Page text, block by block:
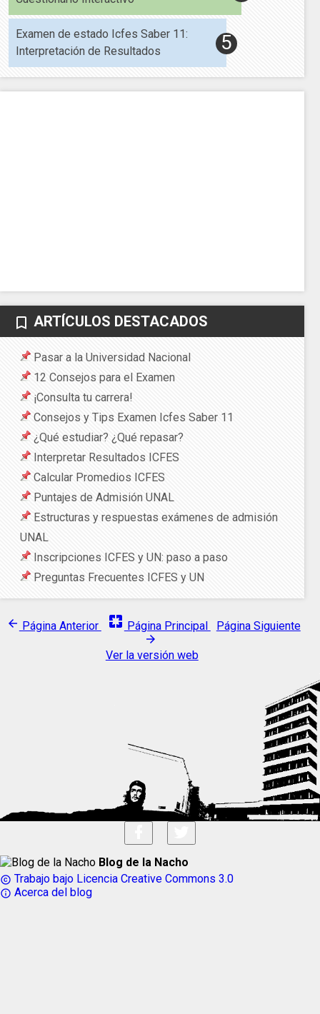
Examen de estado Icfes Saber 11:
Interpretación de Resultados
bookmark_border ARTÍCULOS DESTACADOS
Pasar a la Universidad Nacional
12 Consejos para el Examen
¡Consulta tu carrera!
Consejos y Tips Examen Icfes Saber 11
¿Qué estudiar? ¿Qué repasar?
Interpretar Resultados ICFES
Calcular Promedios ICFES
Puntajes de Admisión UNAL
Estructuras y respuestas exámenes de admisión
UNAL
Inscripciones ICFES y UN: paso a paso
Preguntas Frecuentes ICFES y UN
arrow_back Página Anterior pages Página Principal Página Siguiente
arrow_forward
Ver la versión web
Blog de la Nacho
copyright Trabajo bajo Licencia Creative Commons 3.0
info_outline Acerca del blog